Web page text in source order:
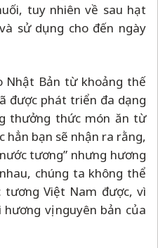
tuy nhiên về sau hạt
sử dụng cho đến ngày
Nhật Bản từ khoảng thế
được phát triển đa dạng
thưởng thức món ăn từ
hẳn bạn sẽ nhận ra rằng,
tương” nhưng hương
chúng ta không thể
tương Việt Nam được, vì
vị nguyên bản của